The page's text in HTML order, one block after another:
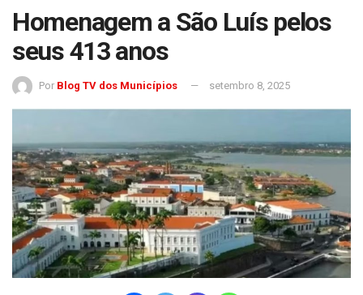
Homenagem a São Luís pelos
seus 413 anos
Por Blog TV dos Municípios setembro 8, 2025